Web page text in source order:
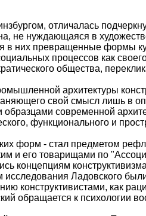
отличалась
не нуждающаяся в
в них превращенные формы
процессов как
общества,
архитектуры
свой смысл лишь в
современной
функционального и
форм - стал предметом
и его товарищами по
концепциям
исследования Ладовского
конструктивистами, как
обращается к психологии